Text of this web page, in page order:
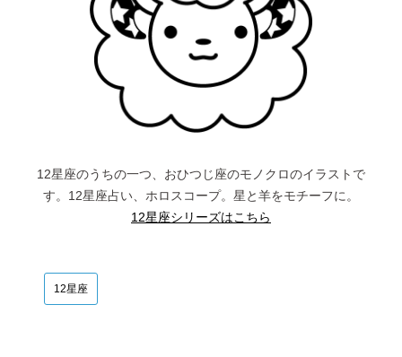
12星座のうちの一つ、おひつじ座のモノクロのイラストで
す。12星座占い、ホロスコープ。星と羊をモチーフに。
12星座シリーズはこちら
12星座